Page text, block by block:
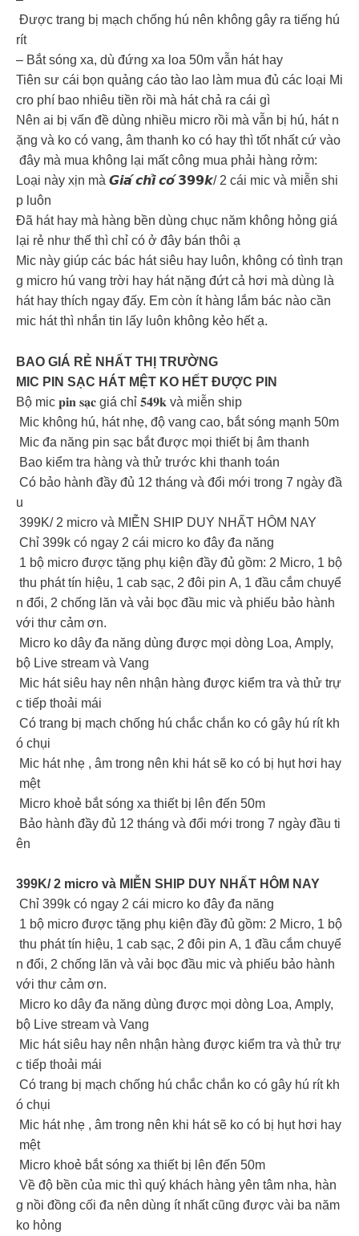
Được trang bị mạch chống hú nên không gây ra tiếng hú
rít
– Bắt sóng xa, dù đứng xa loa 50m vẫn hát hay
Tiên sư cái bọn quảng cáo tào lao làm mua đủ các loại Mi
cro phí bao nhiêu tiền rồi mà hát chả ra cái gì
Nên ai bị vấn đề dùng nhiều micro rồi mà vẫn bị hú, hát n
ặng và ko có vang, âm thanh ko có hay thì tốt nhất cứ vào
đây mà mua không lại mất công mua phải hàng rởm:
Loại này xịn mà 𝙂𝙞𝙖́ 𝙘𝙝𝙞̉ 𝙘𝙤́ 𝟯𝟵𝟵𝙠/ 2 cái mic và miễn shi
p luôn
Đã hát hay mà hàng bền dùng chục năm không hỏng giá
lại rẻ như thế thì chỉ có ở đây bán thôi ạ
Mic này giúp các bác hát siêu hay luôn, không có tình trạn
g micro hú vang trời hay hát nặng đứt cả hơi mà dùng là
hát hay thích ngay đấy. Em còn ít hàng lắm bác nào cần
mic hát thì nhắn tin lấy luôn không kẻo hết ạ.
BAO GIÁ RẺ NHẤT THỊ TRƯỜNG
MIC PIN SẠC HÁT MỆT KO HẾT ĐƯỢC PIN
Bộ mic 𝐩𝐢𝐧 𝐬𝐚̣𝐜 giá chỉ 𝟓𝟒𝟗𝐤 và miễn ship
Mic không hú, hát nhẹ, độ vang cao, bắt sóng mạnh 50m
Mic đa năng pin sạc bắt được mọi thiết bị âm thanh
Bao kiểm tra hàng và thử trước khi thanh toán
Có bảo hành đầy đủ 12 tháng và đổi mới trong 7 ngày đầ
u
399K/ 2 micro và MIỄN SHIP DUY NHẤT HÔM NAY
Chỉ 399k có ngay 2 cái micro ko đây đa năng
1 bộ micro được tặng phụ kiện đầy đủ gồm: 2 Micro, 1 bộ
thu phát tín hiệu, 1 cab sạc, 2 đôi pin A, 1 đầu cắm chuyể
n đổi, 2 chống lăn và vải bọc đầu mic và phiếu bảo hành
với thư cảm ơn.
Micro ko dây đa năng dùng được mọi dòng Loa, Amply,
bộ Live stream và Vang
Mic hát siêu hay nên nhận hàng được kiểm tra và thử trự
c tiếp thoải mái
Có trang bị mạch chống hú chắc chắn ko có gây hú rít kh
ó chụi
Mic hát nhẹ , âm trong nên khi hát sẽ ko có bị hụt hơi hay
mệt
Micro khoẻ bắt sóng xa thiết bị lên đến 50m
Bảo hành đầy đủ 12 tháng và đổi mới trong 7 ngày đầu ti
ên
399K/ 2 micro và MIỄN SHIP DUY NHẤT HÔM NAY
Chỉ 399k có ngay 2 cái micro ko đây đa năng
1 bộ micro được tặng phụ kiện đầy đủ gồm: 2 Micro, 1 bộ
thu phát tín hiệu, 1 cab sạc, 2 đôi pin A, 1 đầu cắm chuyể
n đổi, 2 chống lăn và vải bọc đầu mic và phiếu bảo hành
với thư cảm ơn.
Micro ko dây đa năng dùng được mọi dòng Loa, Amply,
bộ Live stream và Vang
Mic hát siêu hay nên nhận hàng được kiểm tra và thử trự
c tiếp thoải mái
Có trang bị mạch chống hú chắc chắn ko có gây hú rít kh
ó chụi
Mic hát nhẹ , âm trong nên khi hát sẽ ko có bị hụt hơi hay
mệt
Micro khoẻ bắt sóng xa thiết bị lên đến 50m
Về độ bền của mic thì quý khách hàng yên tâm nha, hàn
g nồi đồng cối đa nên dùng ít nhất cũng được vài ba năm
ko hỏng